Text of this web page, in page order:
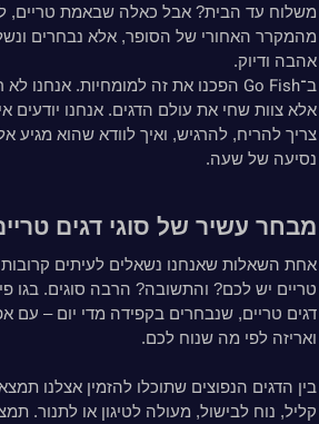
הערות נוספות:
משלוח עד הבית? אבל כאלה שבאמת טריים,
מהמקרר האחורי של הסופר, אלא נבחרים
אהבה ודיוק.
ב־Go Fish הפכנו את זה למומחיות. אנחנו לא
אלא צוות שחי את עולם הדגים. אנחנו יודעים
צריך להריח, להרגיש, ואיך לוודא שהוא מגיע
נסיעה של שעה.
מבחר עשיר של סוגי דגים
אחת השאלות שאנחנו נשאלים לעיתים קרובות
טריים יש לכם? והתשובה? הרבה סוגים. בגו
דגים טריים, שנבחרים בקפידה מדי יום – עם
ואריזה לפי מה שנוח לכם.
בין הדגים הנפוצים שתוכלו להזמין אצלנו
קליל, נוח לבישול, מעולה לטיגון או לתנור.